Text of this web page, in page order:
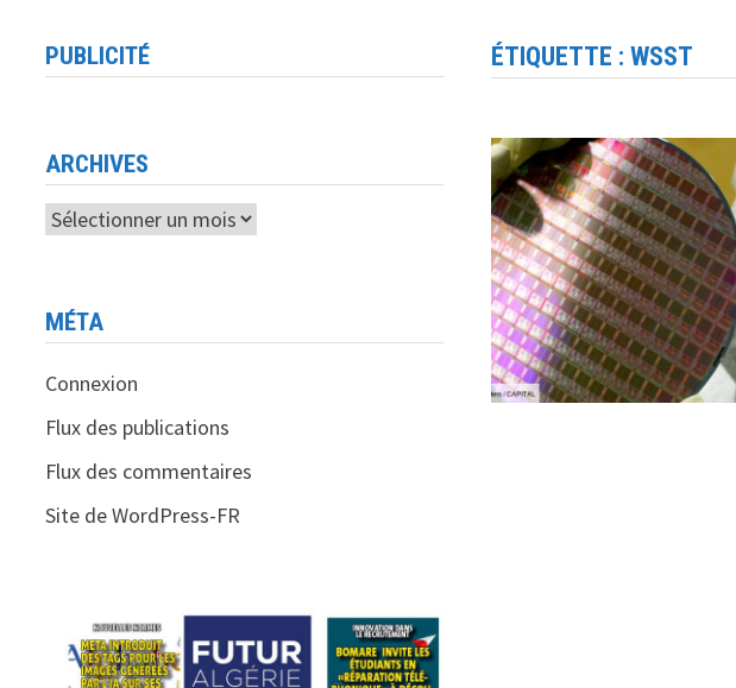
ÉTIQUETTE :WSST
PUBLICITÉ
ARCHIVES
Archives
MÉTA
Connexion
Flux des publications
Flux des commentaires
Site de WordPress-FR